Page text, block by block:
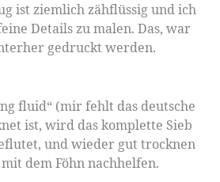
ist ziemlich zähflüssig und ich
Details zu malen. Das, war
gedruckt werden.
fluid“ (mir fehlt das deutsche
ist, wird das komplette Sieb
und wieder gut trocknen
dem Föhn nachhelfen.